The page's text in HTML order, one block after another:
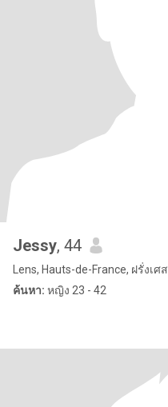
Jessy, 44
Lens, Hauts-de-France, ฝรั่งเศส
ค้นหา: หญิง 23 - 42